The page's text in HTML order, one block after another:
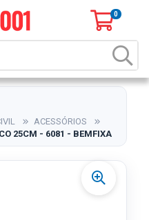
0
ACESSÓRIOS
25CM - 6081 - BEMFIXA